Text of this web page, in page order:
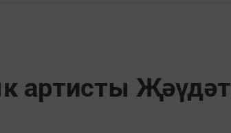
артисты Җәүдәт